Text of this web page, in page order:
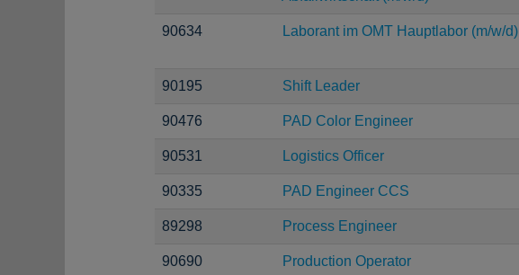
90634 Laborant im OMT Hauptlabor (m/w/d)
90195 Shift Leader
90476 PAD Color Engineer
90531 Logistics Officer
90335 PAD Engineer CCS
89298 Process Engineer
90690 Production Operator